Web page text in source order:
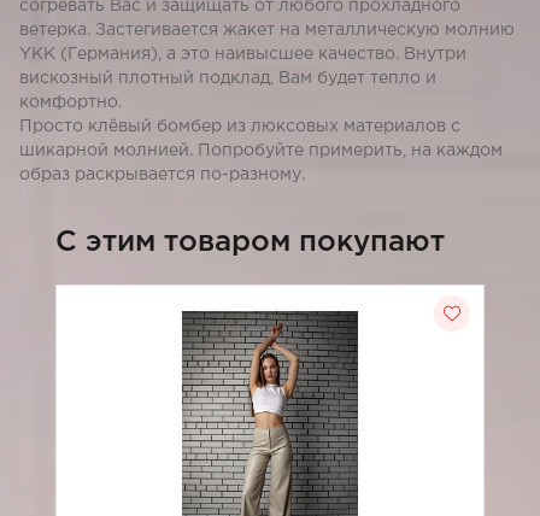
согревать Вас и защищать от любого прохладного
ветерка. Застегивается жакет на металлическую молнию
YКK (Германия), а это наивысшее качество. Внутри
вискозный плотный подклад, Вам будет тепло и
комфортно.
Просто клёвый бомбер из люксовых материалов с
шикарной молнией. Попробуйте примерить, на каждом
образ раскрывается по-разному.
C этим товаром покупают